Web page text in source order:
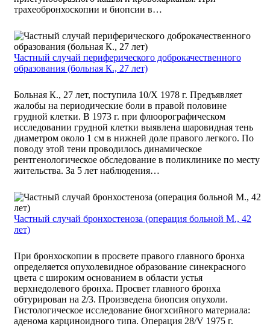
трахеобронхоскопии и биопсии в…
Частный случай периферического доброкачественного
образования (больная К., 27 лет)
Больная К., 27 лет, поступила 10/Х 1978 г. Предъявляет
жалобы на периодические боли в правой половине
грудной клетки. В 1973 г. при флюорографическом
исследовании грудной клетки выявлена шаровидная тень
диаметром около 1 см в нижней доле правого легкого. По
поводу этой тени проводилось динамическое
рентгенологическое обследование в поликлинике по месту
жительства. За 5 лет наблюдения…
Частный случай бронхостеноза (операция больной М., 42
лет)
При бронхоскопии в просвете правого главного бронха
определяется опухолевидное образование синекрасного
цвета с широким основанием в области устья
верхнедолевого бронха. Просвет главного бронха
обтурирован на 2/3. Произведена биопсия опухоли.
Гистологическое исследование биогхсийного материала:
аденома карциноидного типа. Операция 28/V 1975 г.